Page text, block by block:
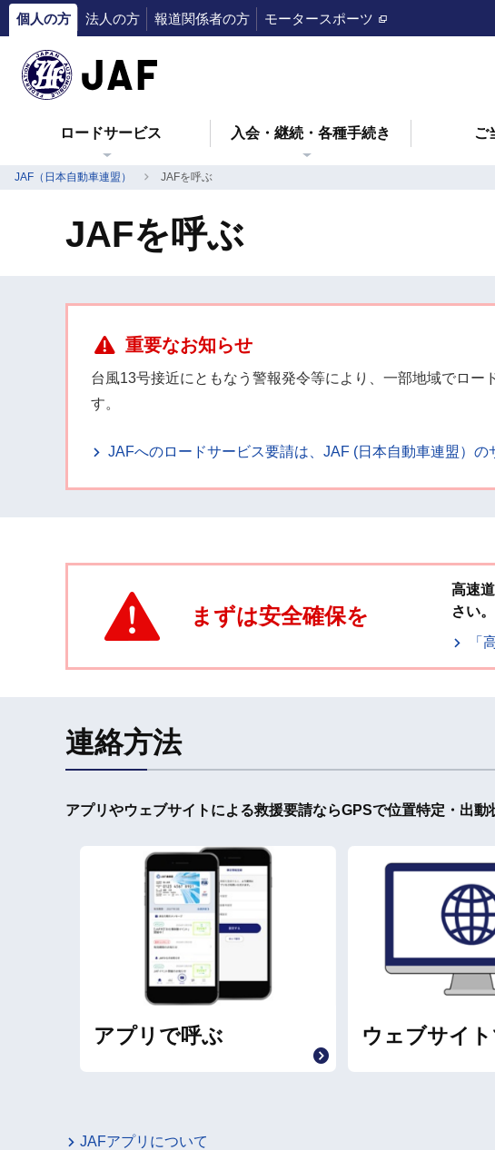
個人の方 法人の方 報道関係者の方 モータースポーツ
ロードサービス 入会・継続・各種手続き ご
JAF（日本自動車連盟） JAFを呼ぶ
JAFを呼ぶ
重要なお知らせ
台風13号接近にともなう警報発令等により、一部地域でロ
す。
JAFへのロードサービス要請は、JAF (日本自動車連盟）
まずは安全確保を
高速
さい。
「
連絡方法
アプリやウェブサイトによる救援要請ならGPSで位置特定・出動
アプリで呼ぶ ウェブサイ
JAFアプリについて